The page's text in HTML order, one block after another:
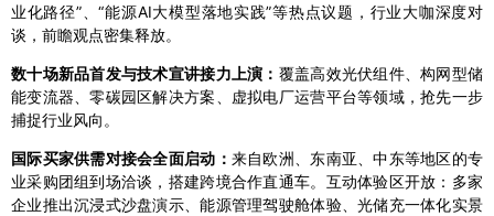
业化路径”、“能源AI大模型落地实践”等热点议题，行业大咖深度对
谈，前瞻观点密集释放。
数十场新品首发与技术宣讲接力上演： 覆盖高效光伏组件、构网型储
能变流器、零碳园区解决方案、虚拟电厂运营平台等领域，抢先一步
捕捉行业风向。
国际买家供需对接会全面启动： 来自欧洲、东南亚、中东等地区的专
业采购团组到场洽谈，搭建跨境合作直通车。互动体验区开放：多家
企业推出沉浸式沙盘演示、能源管理驾驶舱体验、光储充一体化实景